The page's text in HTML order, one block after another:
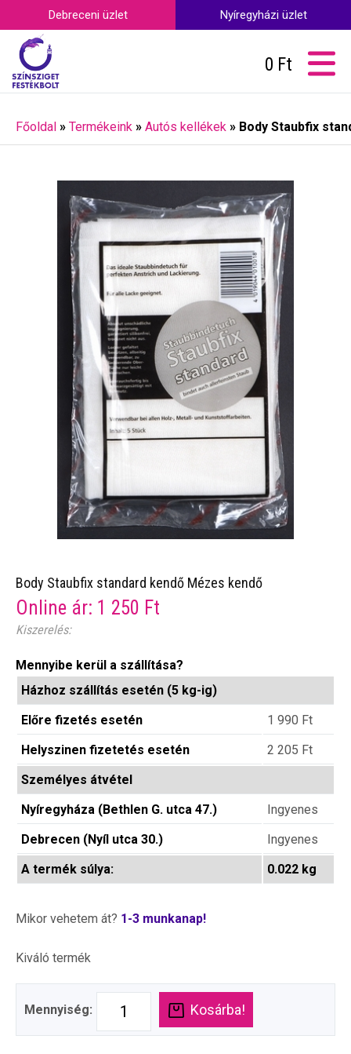
Debreceni üzlet Nyíregyházi üzlet
0 Ft
Főoldal » Termékeink » Autós kellékek » Body Staubfix
Body Staubfix standard kendő Mézes kendő
Online ár: 1 250 Ft
Kiszerelés:
Mennyibe kerül a szállítása?
Házhoz szállítás esetén (5 kg-ig)
Előre fizetés esetén
1 990 Ft
Helyszinen fizetetés esetén
2 205 Ft
Személyes átvétel
Nyíregyháza (Bethlen G. utca 47.)
Ingyenes
Debrecen (Nyíl utca 30.)
Ingyenes
A termék súlya:
0.022 kg
Mikor vehetem át? 1-3 munkanap!
Kiváló termék
Mennyiség: Kosárba!